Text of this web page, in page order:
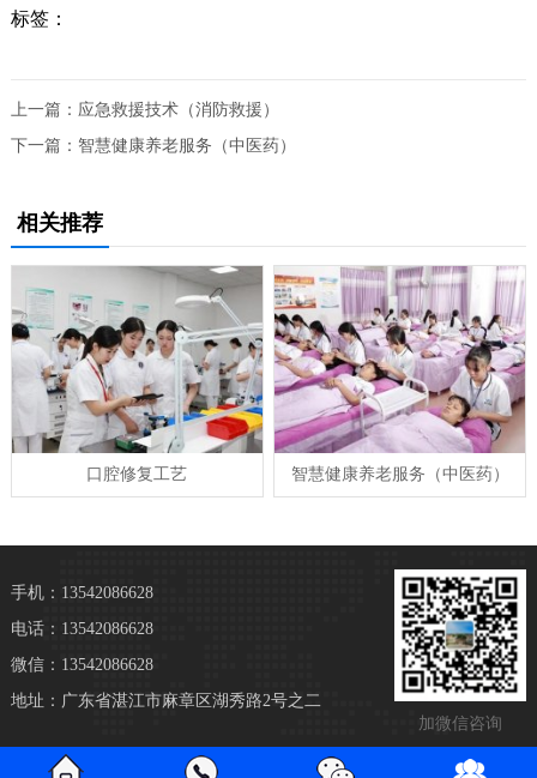
标签：
上一篇： 应急救援技术（消防救援）
下一篇： 智慧健康养老服务（中医药）
相关推荐
口腔修复工艺 智慧健康养老服务（中医药）
加微信咨询
手机：13542086628
电话：13542086628
微信：13542086628
地址：广东省湛江市麻章区湖秀路2号之二